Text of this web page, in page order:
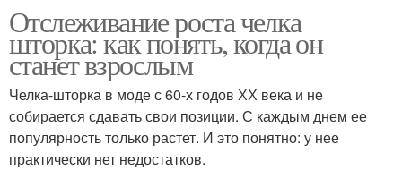
Отслеживание роста челка
шторка: как понять, когда он
станет взрослым
Челка-шторка в моде с 60-х годов ХХ века и не
собирается сдавать свои позиции. С каждым днем ее
популярность только растет. И это понятно: у нее
практически нет недостатков.